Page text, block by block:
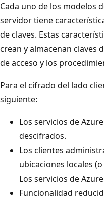
Cada uno de los modelos
servidor tiene
de claves. Estas
crean y almacenan claves
de acceso y los
Para el cifrado del lado
siguiente:
Los servicios de
descifrados.
Los clientes
ubicaciones locales
Los servicios de
Funcionalidad